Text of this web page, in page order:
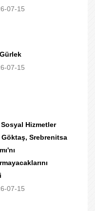
07-15
07-15
Hizmetler
Göktaş, Srebrenitsa
07-15